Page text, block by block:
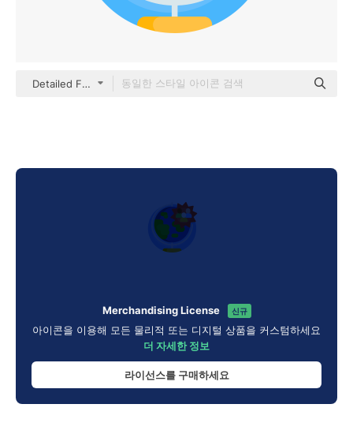
Detailed Flat Circular Flat
Merchandising License 신규
아이콘을 이용해 모든 물리적 또는 디지털 상품을 커스텀하세요
더 자세한 정보
라이선스를 구매하세요